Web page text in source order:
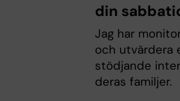
din
Jag har
och utvärdera
stödjande
deras familjer.